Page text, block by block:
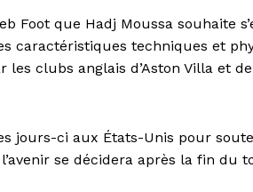
Foot que Hadj Moussa souhaite
caractéristiques techniques et
clubs anglais d’Aston Villa et de
jours-ci aux États-Unis pour
se décidera après la fin du